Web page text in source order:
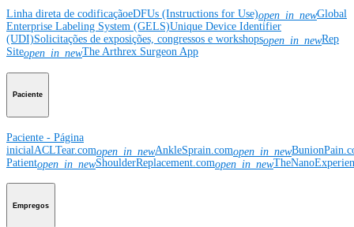
Linha direta de codificaçãoeDFUs (Instructions for Use)open_in_newGlobal
Enterprise Labeling System (GELS)Unique Device Identifier
(UDI)Solicitações de exposições, congressos e workshopsopen_in_newRep
Siteopen_in_newThe Arthrex Surgeon App
Paciente
Paciente - Página
inicialACLTear.comopen_in_newAnkleSprain.comopen_in_new
Patientopen_in_newShoulderReplacement.comopen_in_new
Empregos